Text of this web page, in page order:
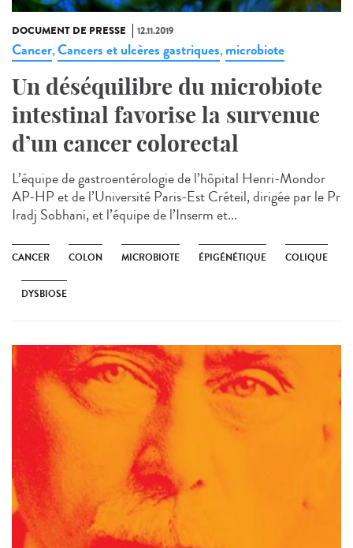
DOCUMENT DE PRESSE 12.11.2019
Cancer,Cancers et ulcères gastriques, microbiote
Un déséquilibre du microbiote
intestinal favorise la survenue
d’un cancer colorectal
L’équipe de gastroentérologie de l’hôpital Henri-Mondor
AP-HP et de l’Université Paris-Est Créteil, dirigée par le Pr
Iradj Sobhani, et l’équipe de l’Inserm et...
CANCER COLON MICROBIOTE ÉPIGÉNÉTIQUE COLIQUE
DYSBIOSE